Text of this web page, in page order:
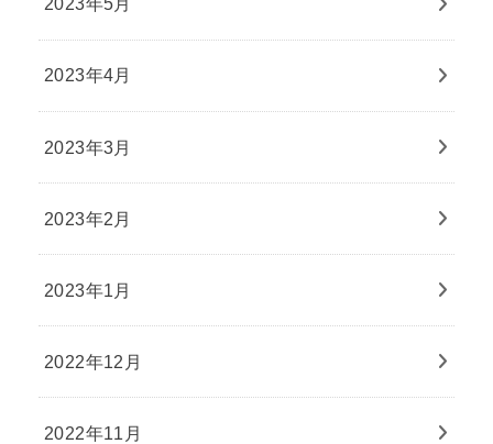
2023年5月
2023年4月
2023年3月
2023年2月
2023年1月
2022年12月
2022年11月